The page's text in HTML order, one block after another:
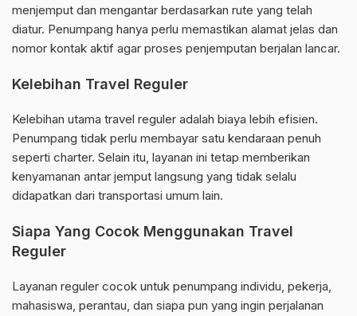
menjemput dan mengantar berdasarkan rute yang telah
diatur. Penumpang hanya perlu memastikan alamat jelas dan
nomor kontak aktif agar proses penjemputan berjalan lancar.
Kelebihan Travel Reguler
Kelebihan utama travel reguler adalah biaya lebih efisien.
Penumpang tidak perlu membayar satu kendaraan penuh
seperti charter. Selain itu, layanan ini tetap memberikan
kenyamanan antar jemput langsung yang tidak selalu
didapatkan dari transportasi umum lain.
Siapa Yang Cocok Menggunakan Travel
Reguler
Layanan reguler cocok untuk penumpang individu, pekerja,
mahasiswa, perantau, dan siapa pun yang ingin perjalanan